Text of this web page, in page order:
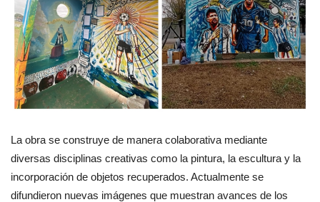
La obra se construye de manera colaborativa mediante
diversas disciplinas creativas como la pintura, la escultura y la
incorporación de objetos recuperados. Actualmente se
difundieron nuevas imágenes que muestran avances de los